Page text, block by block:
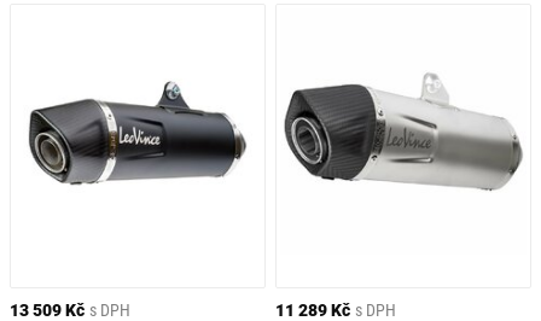
13 509 Kč s DPH
11 289 Kč s DPH